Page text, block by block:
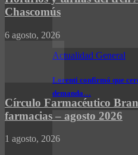
Actualidad General
Lorenti confirmó que
demanda…
Chascomús
6 agosto, 2026
Círculo Farmacéutico
farmacias – agosto 2026
1 agosto, 2026